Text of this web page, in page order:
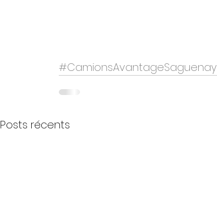
#CamionsAvantageSaguenay
Posts récents